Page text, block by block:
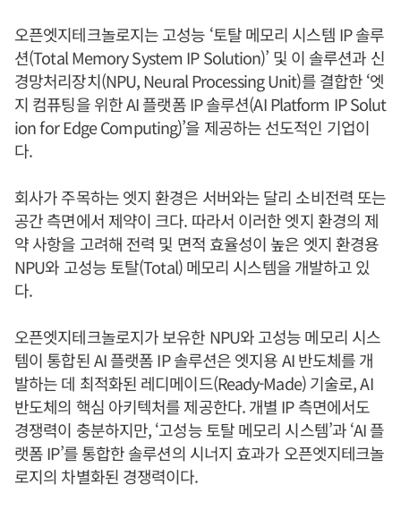
오픈엣지테크놀로지는 고성능 ‘토탈 메모리 시스템 IP 솔루
션(Total Memory System IP Solution)’ 및 이 솔루션과 신
경망처리장치(NPU, Neural Processing Unit)를 결합한 ‘엣
지 컴퓨팅을 위한 AI 플랫폼 IP 솔루션(AI Platform IP Solut
ion for Edge Computing)’을 제공하는 선도적인 기업이
다.
회사가 주목하는 엣지 환경은 서버와는 달리 소비전력 또는
공간 측면에서 제약이 크다. 따라서 이러한 엣지 환경의 제
약 사항을 고려해 전력 및 면적 효율성이 높은 엣지 환경용
NPU와 고성능 토탈(Total) 메모리 시스템을 개발하고 있
다.
오픈엣지테크놀로지가 보유한 NPU와 고성능 메모리 시스
템이 통합된 AI 플랫폼 IP 솔루션은 엣지용 AI 반도체를 개
발하는 데 최적화된 레디메이드(Ready-Made) 기술로, AI
반도체의 핵심 아키텍처를 제공한다. 개별 IP 측면에서도
경쟁력이 충분하지만, ‘고성능 토탈 메모리 시스템’과 ‘AI 플
랫폼 IP’를 통합한 솔루션의 시너지 효과가 오픈엣지테크놀
로지의 차별화된 경쟁력이다.